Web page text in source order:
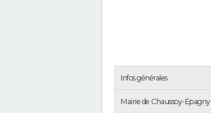
Infos générales
Mairie de Chaussoy-Epagny